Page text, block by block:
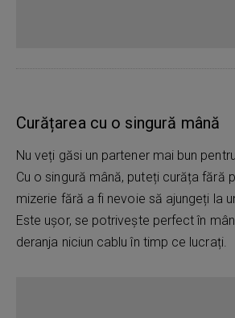
Curățarea cu o singură mână
Nu veți găsi un partener mai bun
Cu o singură mână, puteți curăța fără
mizerie fără a fi nevoie să ajungeți la
Este ușor, se potrivește perfect în
deranja niciun cablu în timp ce lucrați.